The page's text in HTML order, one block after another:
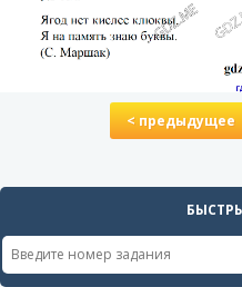
< предыдущее